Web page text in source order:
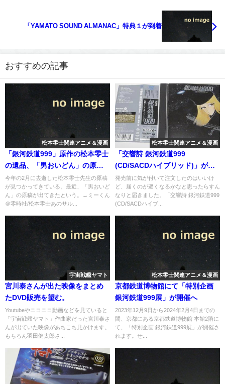
「YAMATO SOUND ALMANAC」特典１が到着
おすすめの記事
松本零士関連アニメ＆漫画
「銀河鉄道999」原作の松本零士
の遺品、「男おいどん」の原稿
が出てきた
今年の2月に去逝した松本零士先生の原稿
が見つかってきている。最近、「男おいど
ん」の原稿が出てきたという。→ミーくん
＠零時社/松本零士あのサル...
松本零士関連アニメ＆漫画
「交響詩 銀河鉄道999
(CD/SACDハイブリッド)」が着
弾
発売前に気が付いて注文したのはいいけ
ど、届くのが遅くなるかなと思ったらすん
なりと届きました。「交響詩 銀河鉄道999
(CD/SACDハイブ...
宇宙戦艦ヤマト
宮川泰さんが出た映像をまとめ
たDVD販売を望む。
Youtubeやニコニコ動画などを見ていると
「宇宙戦艦ヤマト」作曲家だった宮川泰さ
んが出ていた映像があちこち見かけます。
もちろん羽田健太郎さ...
松本零士関連アニメ＆漫画
京都鉄道博物館にて「特別企画
銀河鉄道999展」が開催へ
2023年12月9日から2024年2月4日までの
間、京都にある京都鉄道博物館 本館2階に
て、「特別企画 銀河鉄道999展」が開催さ
れます。せ...